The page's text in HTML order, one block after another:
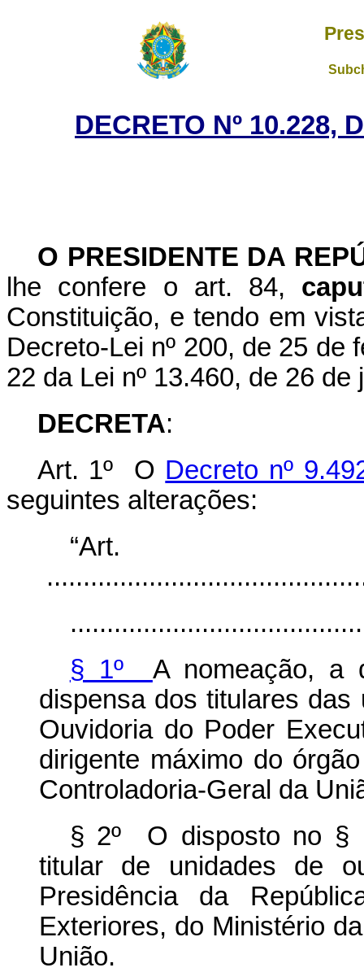
DECRETO Nº 10.228,
O PRESIDENTE DA
lhe confere o art. 84,
Constituição, e tendo em
Decreto-Lei nº 200, de 25 de
22 da Lei nº 13.460, de 26
DECRETA:
Art. 1º O Decreto nº
seguintes alterações:
§ 1º A nomeação, a
dispensa dos titulares
Ouvidoria do Poder
dirigente máximo do
Controladoria-Geral da
§ 2º O disposto no §
titular de unidades de
Presidência da
Exteriores, do Ministério
União.